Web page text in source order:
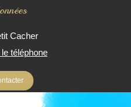
Cacher
téléphone